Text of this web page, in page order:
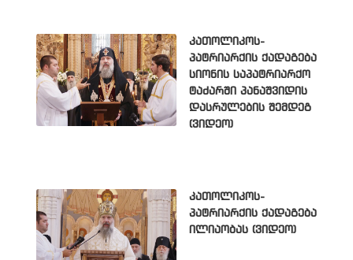
კათოლიკოს-
პატრიარქის ქადაგება
სიონის საპატრიარქო
ტაძარში პანაშვიდის
დასრულების შემდეგ
(ვიდეო)
კათოლიკოს-
პატრიარქის ქადაგება
ილიაობას (ვიდეო)